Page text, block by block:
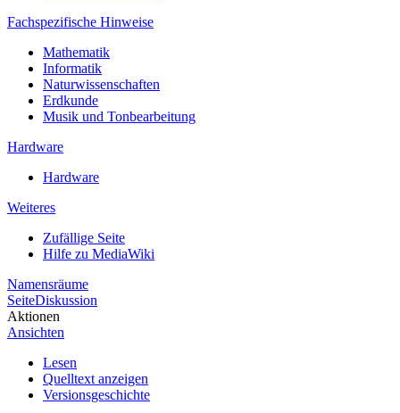
Fachspezifische Hinweise
Mathematik
Informatik
Naturwissenschaften
Erdkunde
Musik und Tonbearbeitung
Hardware
Hardware
Weiteres
Zufällige Seite
Hilfe zu MediaWiki
Namensräume
SeiteDiskussion
Aktionen
Ansichten
Lesen
Quelltext anzeigen
Versionsgeschichte